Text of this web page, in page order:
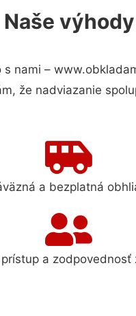
Naše výhody
nami –
že nadviazanie
a bezplatná
a zodpovednosť